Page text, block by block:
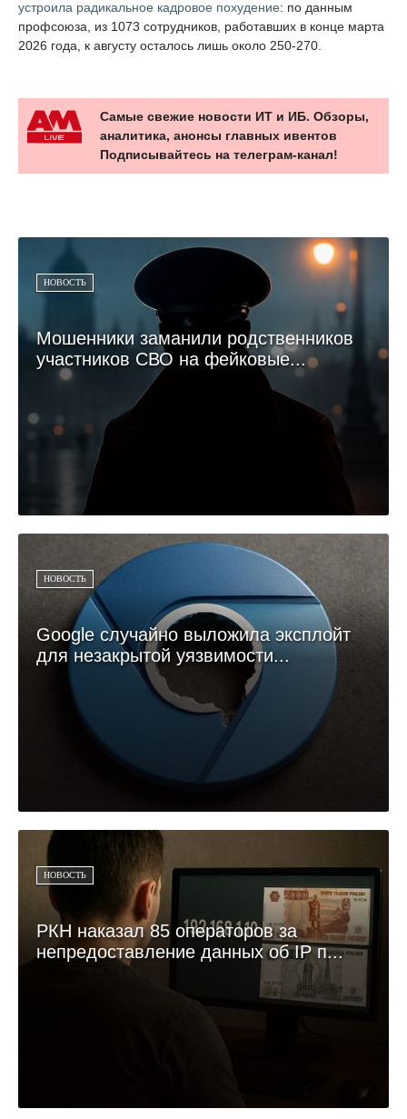
устроила радикальное кадровое похудение: по данным
профсоюза, из 1073 сотрудников, работавших в конце марта
2026 года, к августу осталось лишь около 250-270.
Самые свежие новости ИТ и ИБ. Обзоры,
аналитика, анонсы главных ивентов
Подписывайтесь на телеграм-канал!
НОВОСТЬ
Мошенники заманили родственников
участников СВО на фейковые...
НОВОСТЬ
Google случайно выложила эксплойт
для незакрытой уязвимости...
НОВОСТЬ
РКН наказал 85 операторов за
непредоставление данных об IP п...